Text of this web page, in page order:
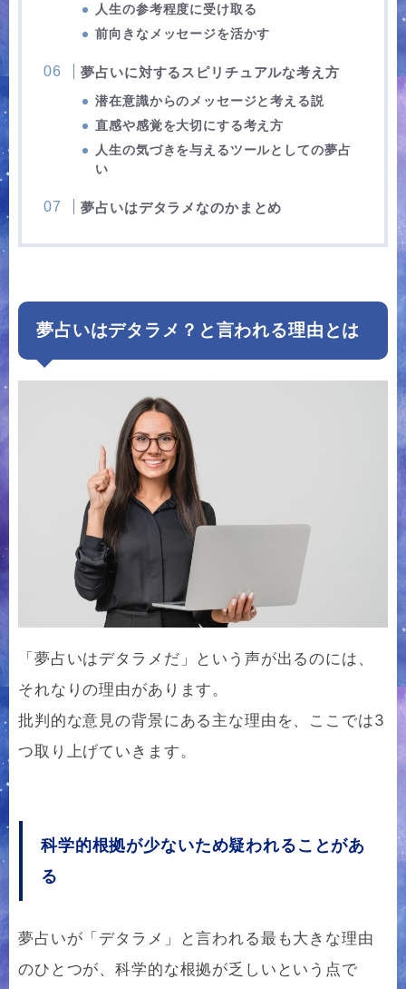
人生の参考程度に受け取る
前向きなメッセージを活かす
夢占いに対するスピリチュアルな考え方
潜在意識からのメッセージと考える説
直感や感覚を大切にする考え方
人生の気づきを与えるツールとしての夢占
い
夢占いはデタラメなのかまとめ
夢占いはデタラメ？と言われる理由とは
「夢占いはデタラメだ」という声が出るのには、
それなりの理由があります。
批判的な意見の背景にある主な理由を、ここでは3
つ取り上げていきます。
科学的根拠が少ないため疑われることがあ
る
夢占いが「デタラメ」と言われる最も大きな理由
のひとつが、科学的な根拠が乏しいという点で